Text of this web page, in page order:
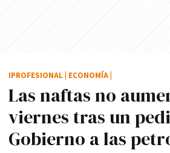
Las naftas no
viernes tras un
Gobierno a las
IPROFESIONAL ECONOMÍA